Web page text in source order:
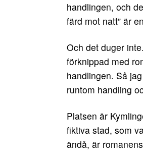
handlingen, och
färd mot natt” är
Och det duger
förknippad med
handlingen. Så
runtom handling
Platsen är
fiktiva stad, som
ändå, är